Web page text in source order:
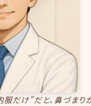
服だけ”だと、鼻づまり